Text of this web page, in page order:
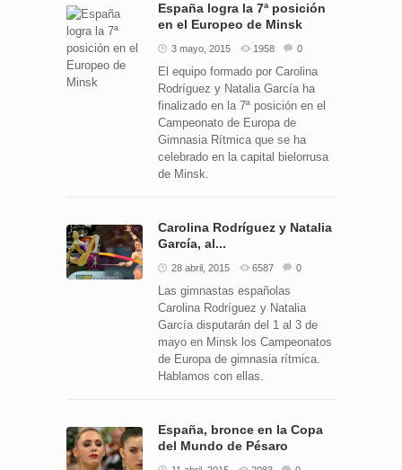
España logra la 7ª posición
en el Europeo de Minsk
3 mayo, 2015 1958 0
El equipo formado por Carolina
Rodríguez y Natalia García ha
finalizado en la 7ª posición en el
Campeonato de Europa de
Gimnasia Rítmica que se ha
celebrado en la capital bielorrusa
de Minsk.
Carolina Rodríguez y Natalia
García, al...
28 abril, 2015 6587 0
Las gimnastas españolas
Carolina Rodríguez y Natalia
García disputarán del 1 al 3 de
mayo en Minsk los Campeonatos
de Europa de gimnasia rítmica.
Hablamos con ellas.
España, bronce en la Copa
del Mundo de Pésaro